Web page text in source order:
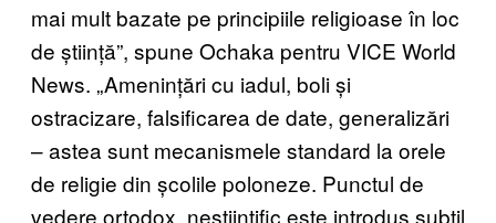
mai mult bazate pe principiile religioase în loc
de știință”, spune Ochaka pentru VICE World
News. „Amenințări cu iadul, boli și
ostracizare, falsificarea de date, generalizări
– astea sunt mecanismele standard la orele
de religie din școlile poloneze. Punctul de
vedere ortodox, neștiințific este introdus subtil